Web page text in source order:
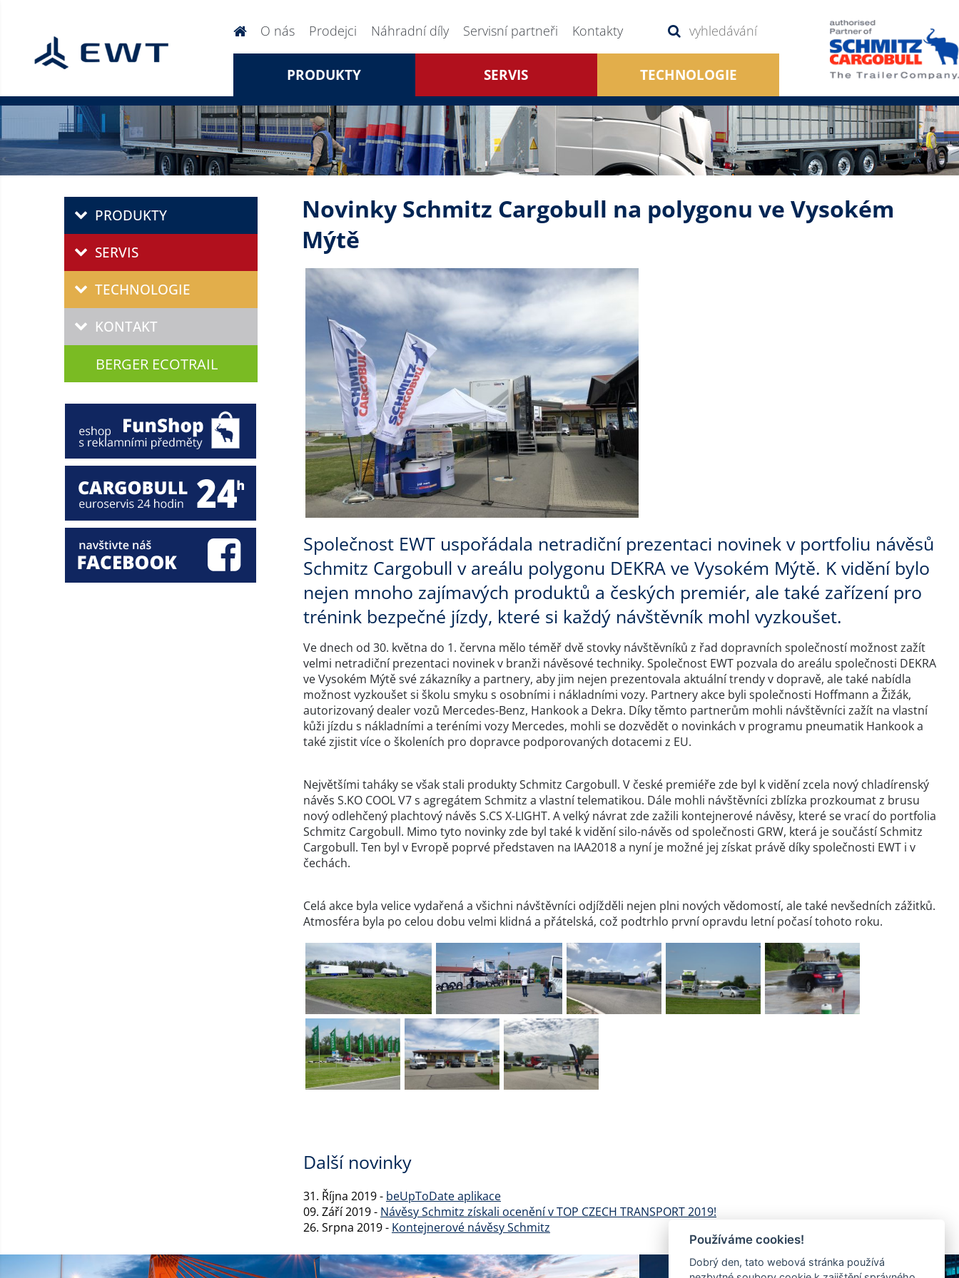
O nás Prodejci Náhradní díly Servisní partneři Kontakty
PRODUKTY SERVIS TECHNOLOGIE
Novinky Schmitz Cargobull na polygonu ve Vysokém
Mýtě
Společnost EWT uspořádala netradiční prezentaci novinek v portfoliu návěsů
Schmitz Cargobull v areálu polygonu DEKRA ve Vysokém Mýtě. K vidění bylo
nejen mnoho zajímavých produktů a českých premiér, ale také zařízení pro
trénink bezpečné jízdy, které si každý návštěvník mohl vyzkoušet.
Ve dnech od 30. května do 1. června mělo téměř dvě stovky návštěvníků z řad dopravních společností možnost zažít
velmi netradiční prezentaci novinek v branži návěsové techniky. Společnost EWT pozvala do areálu společnosti DEKRA
ve Vysokém Mýtě své zákazníky a partnery, aby jim nejen prezentovala aktuální trendy v dopravě, ale také nabídla
možnost vyzkoušet si školu smyku s osobními i nákladními vozy. Partnery akce byli společnosti Hoffmann a Žižák,
autorizovaný dealer vozů Mercedes-Benz, Hankook a Dekra. Díky těmto partnerům mohli návštěvníci zažít na vlastní
kůži jízdu s nákladními a teréními vozy Mercedes, mohli se dozvědět o novinkách v programu pneumatik Hankook a
také zjistit více o školeních pro dopravce podporovaných dotacemi z EU.
Největšími taháky se však stali produkty Schmitz Cargobull. V české premiéře zde byl k vidění zcela nový chladírenský
návěs S.KO COOL V7 s agregátem Schmitz a vlastní telematikou. Dále mohli návštěvníci zblízka prozkoumat z brusu
nový odlehčený plachtový návěs S.CS X-LIGHT. A velký návrat zde zažili kontejnerové návěsy, které se vrací do portfolia
Schmitz Cargobull. Mimo tyto novinky zde byl také k vidění silo-návěs od společnosti GRW, která je součástí Schmitz
Cargobull. Ten byl v Evropě poprvé představen na IAA2018 a nyní je možné jej získat právě díky společnosti EWT i v
čechách.
Celá akce byla velice vydařená a všichni návštěvníci odjížděli nejen plni nových vědomostí, ale také nevšedních zážitků.
Atmosféra byla po celou dobu velmi klidná a přátelská, což podtrhlo první opravdu letní počasí tohoto roku.
Další novinky
31. Října 2019 - beUpToDate aplikace
09. Září 2019 - Návěsy Schmitz získali ocenění v TOP CZECH TRANSPORT 2019!
26. Srpna 2019 - Kontejnerové návěsy Schmitz
PRODUKTY
SERVIS
TECHNOLOGIE
KONTAKT
BERGER ECOTRAIL
Používáme cookies!
Dobrý den, tato webová stránka používá